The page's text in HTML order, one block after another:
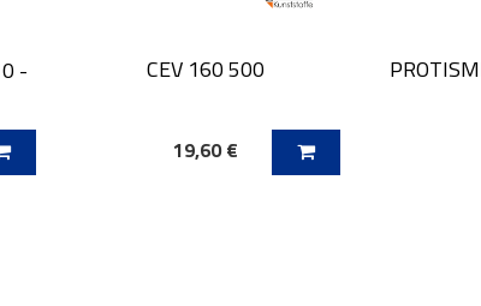
-
CEV 160 500
19,60 €
DODAJ V KOŠARICO DODAJ